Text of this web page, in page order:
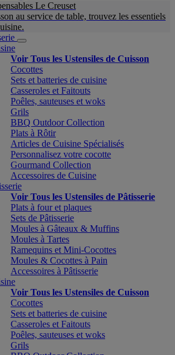
Le Creuset
au service de table, trouvez les essentiels
Voir Tous les Ustensiles de Cuisson
Cocottes
Sets et batteries de cuisine
Casseroles et Faitouts
Poêles, sauteuses et woks
Grils
BBQ Outdoor Collection
Plats à Rôtir
Articles de Cuisine Spécialisés
Personnalisez votre cocotte
Gourmand Collection
Accessoires de Cuisine
Voir Tous les Ustensiles de Pâtisserie
Plats à four et plaques
Sets de Pâtisserie
Moules à Gâteaux & Muffins
Moules à Tartes
Ramequins et Mini-Cocottes
Moules & Cocottes à Pain
Accessoires à Pâtisserie
Voir Tous les Ustensiles de Cuisson
Cocottes
Sets et batteries de cuisine
Casseroles et Faitouts
Poêles, sauteuses et woks
Grils